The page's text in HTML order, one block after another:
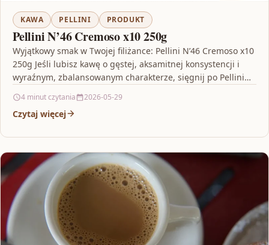
KAWA PELLINI PRODUKT
Pellini N’46 Cremoso x10 250g
Wyjątkowy smak w Twojej filiżance: Pellini N’46 Cremoso x10
250g Jeśli lubisz kawę o gęstej, aksamitnej konsystencji i
wyraźnym, zbalansowanym charakterze, sięgnij po Pellini…
4 minut czytania 2026-05-29
Czytaj więcej